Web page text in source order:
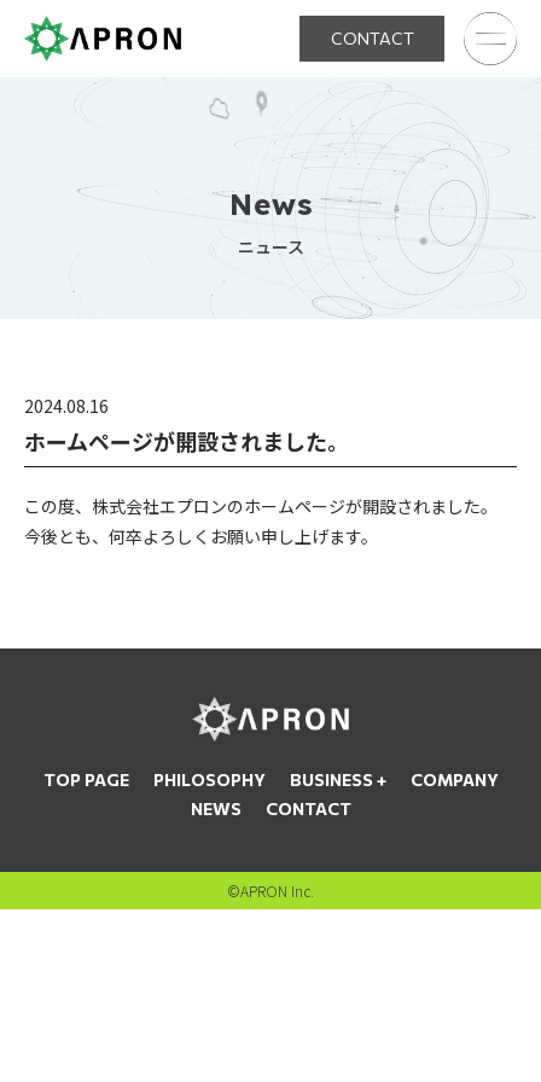
CONTACT
News
ニュース
2024.08.16
ホームページが開設されました。
この度、株式会社エプロンのホームページが開設されました。
今後とも、何卒よろしくお願い申し上げます。
TOP PAGE PHILOSOPHY BUSINESS
COMPANY
NEWS
CONTACT
©APRON Inc.